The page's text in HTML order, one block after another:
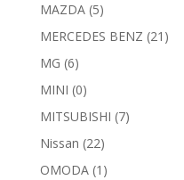
MAZDA (5)
MERCEDES BENZ (21)
MG (6)
MINI (0)
MITSUBISHI (7)
Nissan (22)
OMODA (1)